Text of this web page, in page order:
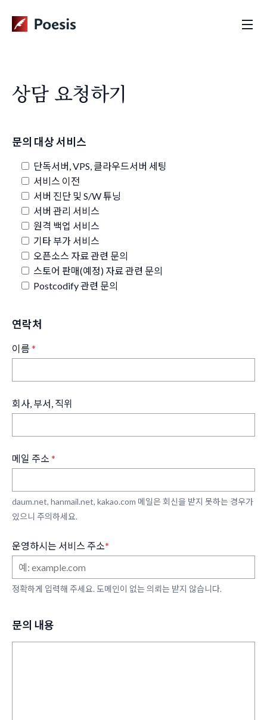
상담 요청하기
문의 대상 서비스
단독서버, VPS, 클라우드서버 세팅
서비스 이전
서버 진단 및 S/W 튜닝
서버 관리 서비스
원격 백업 서비스
기타 부가 서비스
오픈소스 자료 관련 문의
스토어 판매(예정) 자료 관련 문의
Postcodify 관련 문의
연락처
이름 *
회사, 부서, 직위
메일 주소 *
daum.net, hanmail.net, kakao.com 메일은 회신을 받지 못하는 경우가
있으니 주의하세요.
운영하시는 서비스 주소*
정확하게 입력해 주세요. 도메인이 없는 의뢰는 받지 않습니다.
문의 내용